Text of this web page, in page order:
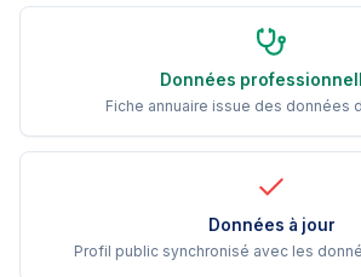
Données
Fiche annuaire issue des données
Données à jour
Profil public synchronisé avec les